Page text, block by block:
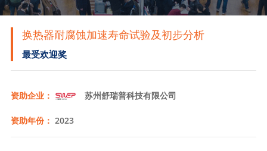
换热器耐腐蚀加速寿命试验及初步分析
最受欢迎奖
资助企业： 苏州舒瑞普科技有限公司
资助年份： 2023